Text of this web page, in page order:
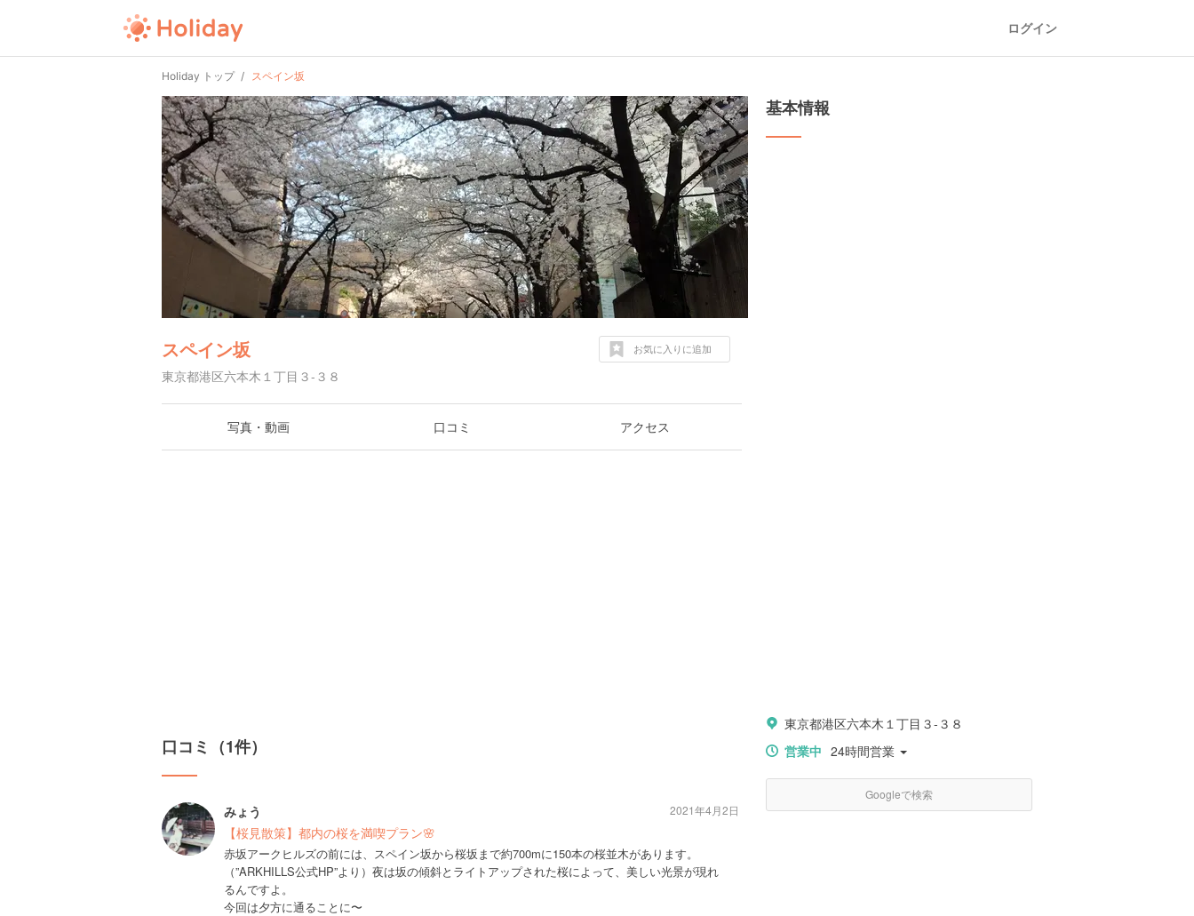
ログイン
Holiday トップ スペイン坂
スペイン坂
東京都港区六本木１丁目３-３８
お気に入りに追加
写真・動画 口コミ アクセス
口コミ（1件）
みょう
【桜見散策】都内の桜を満喫プラン🌸
赤坂アークヒルズの前には、スペイン坂から桜坂まで約700mに150本の桜並木があります。
（”ARKHILLS公式HP”より）夜は坂の傾斜とライトアップされた桜によって、美しい光景が現れ
るんですよ。
今回は夕方に通ることに〜
2021年4月2日
基本情報
東京都港区六本木１丁目３-３８
営業中 24時間営業
Googleで検索